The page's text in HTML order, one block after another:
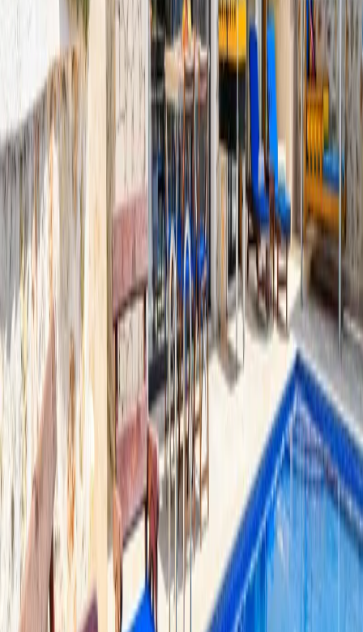
gecelik en düşük fiyat
başlayan fiyatlarla
Resmi Belge
Kültür ve Turizm Bakanlığı
Belge No:
Giriş - Çıkış Tarihi Tarih aralığı seçin
Yetişkin Çocuk
Konaklama Kuralı
Minimum
Rezerve Et
Hızlı İletişim
+90(242) 844-3312
+90(541) 844-3312
info@tatilvillasi.com.tr
6.250 /geceden
başlayan fiyatlarla
Resmi Belge
Kültür ve Turizm Bakanlığı
Belge No:
07-2001
Giriş - Çıkış Tarihi Tarih aralığı seçin